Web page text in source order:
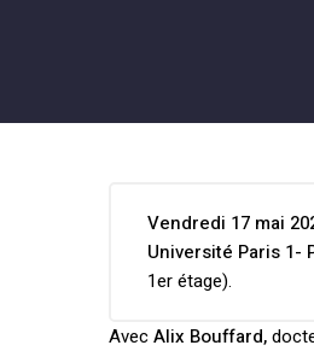
Vendredi 17 mai
Université Paris 1-
1er étage).
AvecAlix Bouffard,